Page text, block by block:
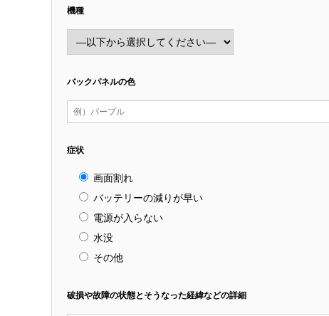
機種
バックパネルの色
症状
画面割れ
バッテリーの減りが早い
電源が入らない
水没
その他
破損や故障の状態とそうなった経緯などの詳細